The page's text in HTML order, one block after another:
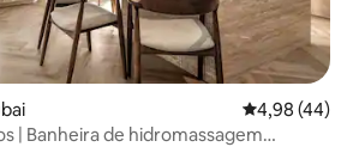
4,98 de uma
4,98 (44)
| Banheira de hidromassagem